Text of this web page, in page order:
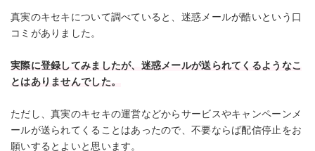
真実のキセキについて調べていると、迷惑メールが酷いという口
コミがありました。
実際に登録してみましたが、迷惑メールが送られてくるようなこ
とはありませんでした。
ただし、真実のキセキの運営などからサービスやキャンペーンメ
ールが送られてくることはあったので、不要ならば配信停止をお
願いするとよいと思います。